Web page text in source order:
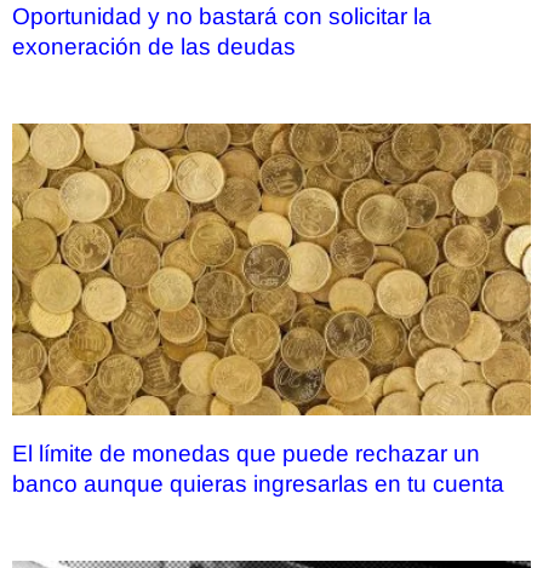
Oportunidad y no bastará con solicitar la
exoneración de las deudas
El límite de monedas que puede rechazar un
banco aunque quieras ingresarlas en tu cuenta